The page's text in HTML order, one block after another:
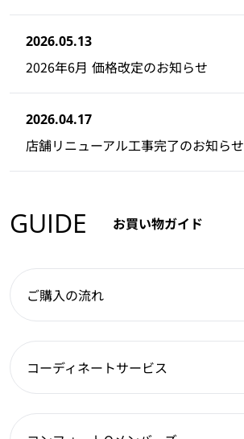
2026.05.13
2026年6月 価格改定のお知らせ
2026.04.17
店舗リニューアル工事完了のお知らせ
GUIDE お買い物ガイド
ご購入の流れ
コーディネートサービス